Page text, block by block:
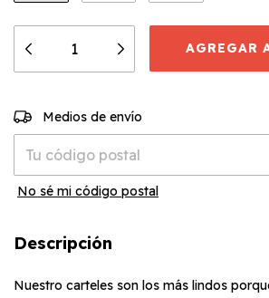
Entregas para el CP:
Medios de envío
No sé mi código postal
Descripción
Nuestro carteles son los más lindos